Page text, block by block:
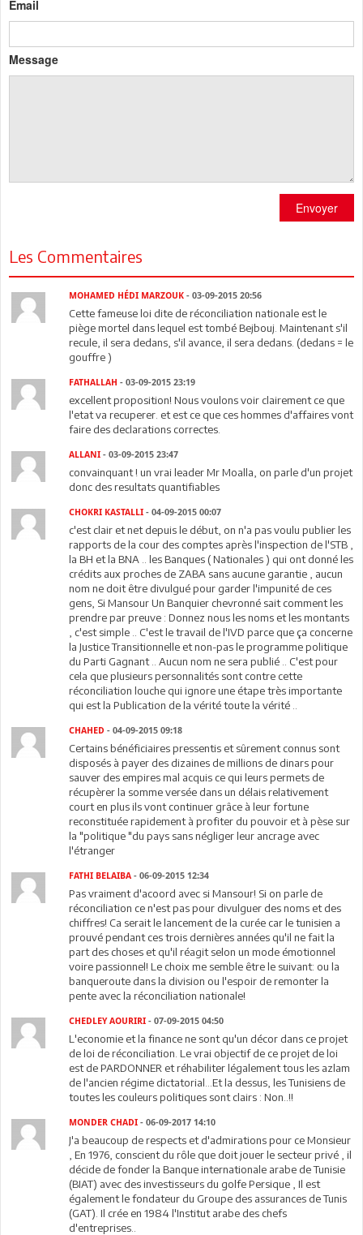
Email
Message
Envoyer
Les Commentaires
MOHAMED HÉDI MARZOUK - 03-09-2015 20:56
Cette fameuse loi dite de réconciliation nationale est le
piège mortel dans lequel est tombé Bejbouj. Maintenant s'il
recule, il sera dedans, s'il avance, il sera dedans. (dedans = le
gouffre )
FATHALLAH - 03-09-2015 23:19
excellent proposition! Nous voulons voir clairement ce que
l'etat va recuperer. et est ce que ces hommes d'affaires vont
faire des declarations correctes.
ALLANI - 03-09-2015 23:47
convainquant ! un vrai leader Mr Moalla, on parle d'un projet
donc des resultats quantifiables
CHOKRI KASTALLI - 04-09-2015 00:07
c'est clair et net depuis le début, on n'a pas voulu publier les
rapports de la cour des comptes après l'inspection de l'STB ,
la BH et la BNA .. les Banques ( Nationales ) qui ont donné les
crédits aux proches de ZABA sans aucune garantie , aucun
nom ne doit être divulgué pour garder l'impunité de ces
gens, Si Mansour Un Banquier chevronné sait comment les
prendre par preuve : Donnez nous les noms et les montants
, c'est simple .. C'est le travail de l'IVD parce que ça concerne
la Justice Transitionnelle et non-pas le programme politique
du Parti Gagnant .. Aucun nom ne sera publié .. C'est pour
cela que plusieurs personnalités sont contre cette
réconciliation louche qui ignore une étape très importante
qui est la Publication de la vérité toute la vérité ..
CHAHED - 04-09-2015 09:18
Certains bénéficiaires pressentis et sûrement connus sont
disposés à payer des dizaines de millions de dinars pour
sauver des empires mal acquis ce qui leurs permets de
récupèrer la somme versée dans un délais relativement
court en plus ils vont continuer grâce à leur fortune
reconstituée rapidement à profiter du pouvoir et à pèse sur
la "politique "du pays sans négliger leur ancrage avec
l'étranger
FATHI BELAIBA - 06-09-2015 12:34
Pas vraiment d'acoord avec si Mansour! Si on parle de
réconciliation ce n'est pas pour divulguer des noms et des
chiffres! Ca serait le lancement de la curée car le tunisien a
prouvé pendant ces trois dernières années qu'il ne fait la
part des choses et qu'il réagit selon un mode émotionnel
voire passionnel! Le choix me semble être le suivant: ou la
banqueroute dans la division ou l'espoir de remonter la
pente avec la réconciliation nationale!
CHEDLEY AOURIRI - 07-09-2015 04:50
L'economie et la finance ne sont qu'un décor dans ce projet
de loi de réconciliation. Le vrai objectif de ce projet de loi
est de PARDONNER et réhabiliter légalement tous les azlam
de l'ancien régime dictatorial...Et la dessus, les Tunisiens de
toutes les couleurs politiques sont clairs : Non..!!
MONDER CHADI - 06-09-2017 14:10
J'a beaucoup de respects et d'admirations pour ce Monsieur
, En 1976, conscient du rôle que doit jouer le secteur privé , il
décide de fonder la Banque internationale arabe de Tunisie
(BIAT) avec des investisseurs du golfe Persique , Il est
également le fondateur du Groupe des assurances de Tunis
(GAT). Il crée en 1984 l'Institut arabe des chefs
d'entreprises..